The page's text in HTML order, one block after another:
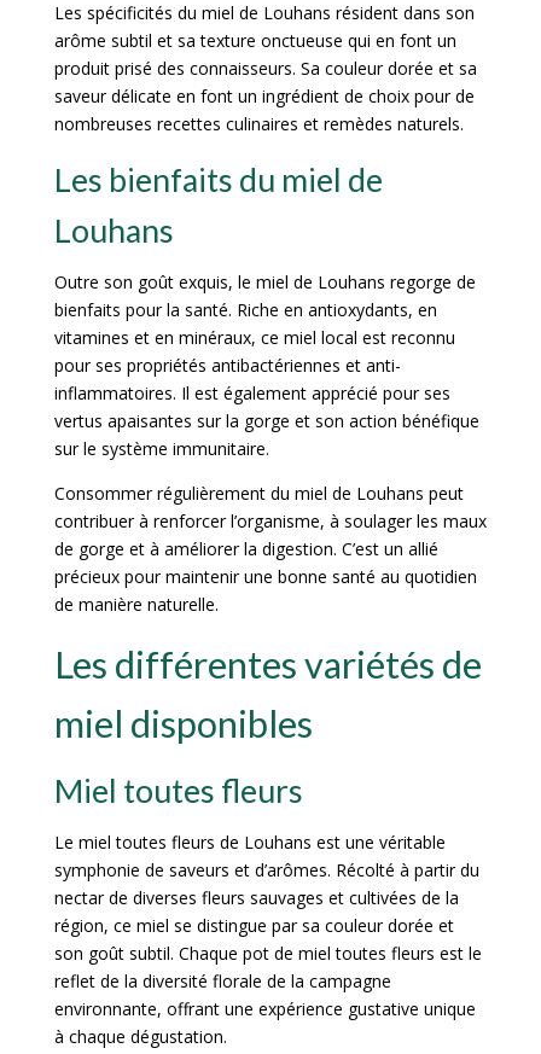
Les spécificités du miel de Louhans résident dans son
arôme subtil et sa texture onctueuse qui en font un
produit prisé des connaisseurs. Sa couleur dorée et sa
saveur délicate en font un ingrédient de choix pour de
nombreuses recettes culinaires et remèdes naturels.
Les bienfaits du miel de
Louhans
Outre son goût exquis, le miel de Louhans regorge de
bienfaits pour la santé. Riche en antioxydants, en
vitamines et en minéraux, ce miel local est reconnu
pour ses propriétés antibactériennes et anti-
inflammatoires. Il est également apprécié pour ses
vertus apaisantes sur la gorge et son action bénéfique
sur le système immunitaire.
Consommer régulièrement du miel de Louhans peut
contribuer à renforcer l’organisme, à soulager les maux
de gorge et à améliorer la digestion. C’est un allié
précieux pour maintenir une bonne santé au quotidien
de manière naturelle.
Les différentes variétés de
miel disponibles
Miel toutes fleurs
Le miel toutes fleurs de Louhans est une véritable
symphonie de saveurs et d’arômes. Récolté à partir du
nectar de diverses fleurs sauvages et cultivées de la
région, ce miel se distingue par sa couleur dorée et
son goût subtil. Chaque pot de miel toutes fleurs est le
reflet de la diversité florale de la campagne
environnante, offrant une expérience gustative unique
à chaque dégustation.